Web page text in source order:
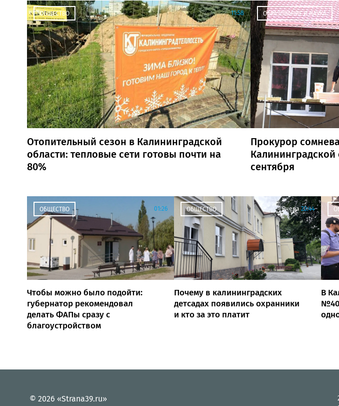
ОБЩЕСТВО 11:58
Отопительный сезон в Калининградской
области: тепловые сети готовы почти на
80%
ОБРАЗОВАНИЕ И НАУКА
Прокурор
Калининградской
сентября
ОБЩЕСТВО 01:26
Чтобы можно было подойти:
губернатор рекомендовал
делать ФАПы сразу с
благоустройством
ОБЩЕСТВО Вчера 22:44
Почему в калининградских
детсадах появились охранники
и кто за это платит
В
№40
© 2026 «Strana39.ru»